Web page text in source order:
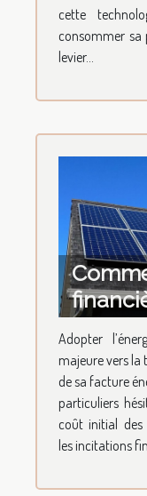
cette
consommer
levier...
vers
Adopter
majeure vers la
de sa facture
particuliers
coût initial des
les incitations